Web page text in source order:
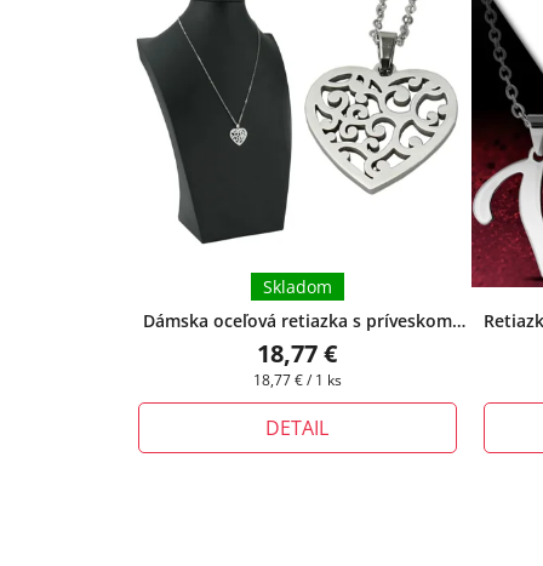
Dámska oceľová retiazka s príveskom
+ pri tomto produkte si
môžete zvoliť dĺžku retiazky
Skladom
18,77 €
Jednotková
cena:
18,77 € / 1 ks
DETAIL